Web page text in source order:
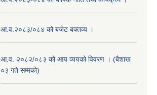
आ.व.२०८३/०८४ को बजेट बक्तव्य ।
आ.व. २०८२/०८३ को आय व्ययको विवरण । (बैशाख
०३ गते सम्मको)